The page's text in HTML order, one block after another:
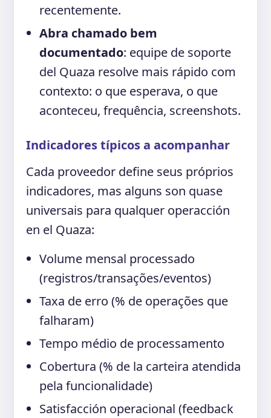
recentemente.
Abra chamado bem
documentado: equipe de soporte
del Quaza resolve mais rápido com
contexto: o que esperava, o que
aconteceu, frequência, screenshots.
Indicadores típicos a acompanhar
Cada proveedor define seus próprios
indicadores, mas alguns son quase
universais para qualquer operacción
en el Quaza:
Volume mensal processado
(registros/transações/eventos)
Taxa de erro (% de operações que
falharam)
Tempo médio de processamento
Cobertura (% de la carteira atendida
pela funcionalidade)
Satisfacción operacional (feedback